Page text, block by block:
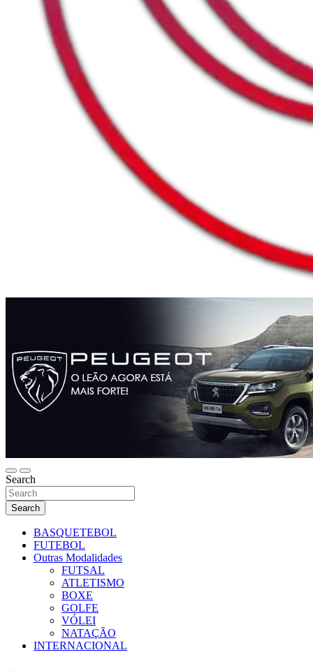
Search
Search
BASQUETEBOL
FUTEBOL
Outras Modalidades
FUTSAL
ATLETISMO
BOXE
GOLFE
VÓLEI
NATAÇÃO
INTERNACIONAL